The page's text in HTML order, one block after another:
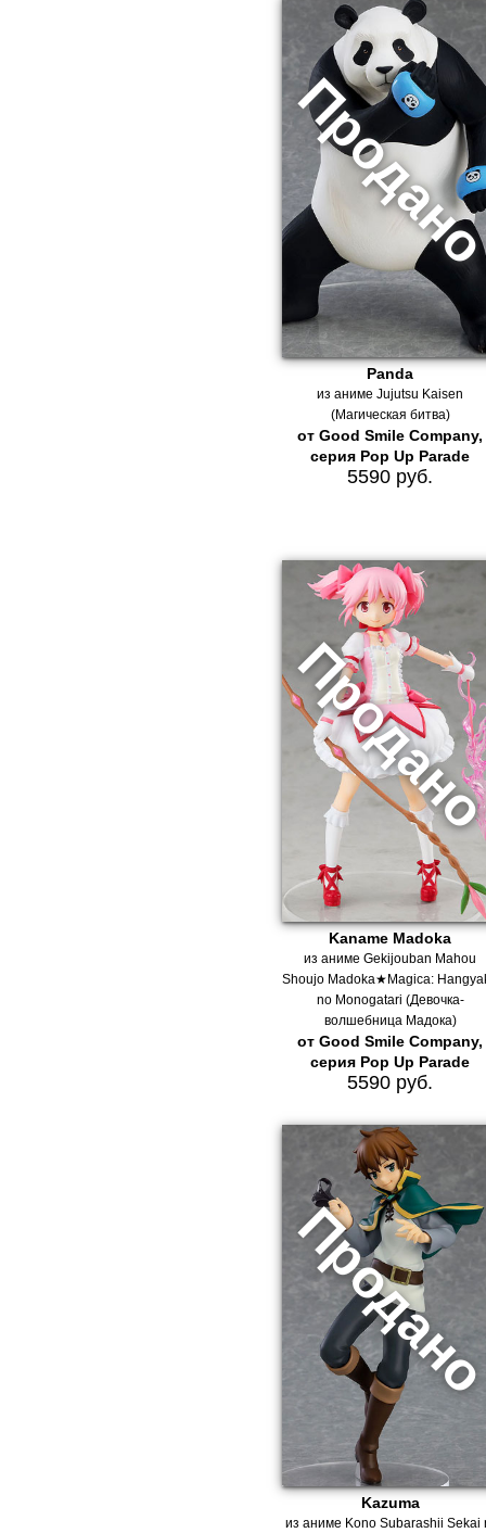
Panda
из аниме Jujutsu Kaisen
(Магическая битва)
от Good Smile Company,
серия Pop Up Parade
5590 руб.
Kaname Madoka
из аниме Gekijouban Mahou
Shoujo Madoka★Magica:
no Monogatari (Девочка-
волшебница Мадока)
от Good Smile Company,
серия Pop Up Parade
5590 руб.
Kazuma
из аниме Kono Subarashii Sekai